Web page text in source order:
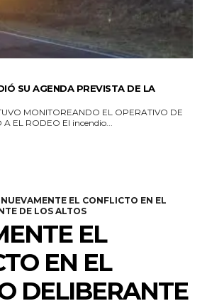
SU AGENDA PREVISTA DE LA
MONITOREANDO EL OPERATIVO DE
EMERGENCIA CAMINO A EL RODEO El incendio...